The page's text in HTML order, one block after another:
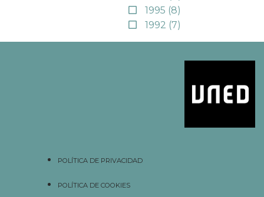
1995 (8)
1992 (7)
POLÍTICA DE PRIVACIDAD
POLÍTICA DE COOKIES